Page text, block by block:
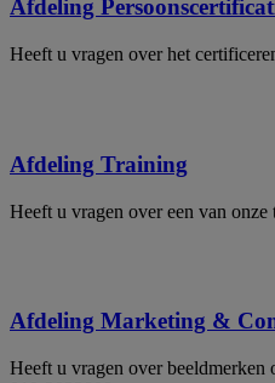
Afdeling
Heeft u vragen over het
Afdeling Training
Heeft u vragen over een van
Afdeling Marketing &
Heeft u vragen over beeldmerken